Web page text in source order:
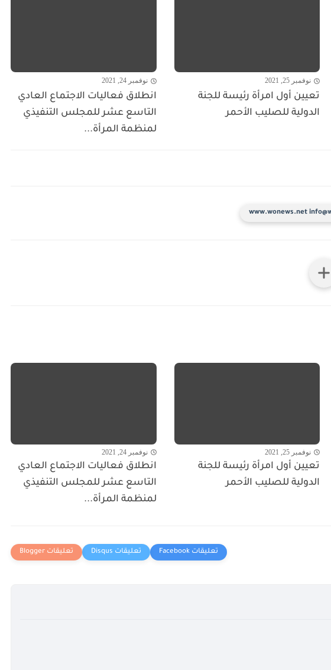
نوفمبر 25, 2021
تعيين أول امرأة رئيسة للجنة
الدولية للصليب الأحمر
نوفمبر 24, 2021
انطلاق فعاليات الاجتماع العادي
التاسع عشر للمجلس التنفيذي
لمنظمة المرأة...
نوفمبر 25, 2021
تعيين أول امرأة رئيسة للجنة
الدولية للصليب الأحمر
نوفمبر 24, 2021
انطلاق فعاليات الاجتماع العادي
التاسع عشر للمجلس التنفيذي
لمنظمة المرأة...